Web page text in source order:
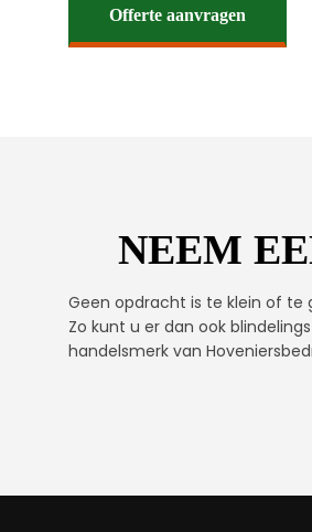
Offerte aanvragen
NEEM
Geen opdracht is te klein of te
Zo kunt u er dan ook
handelsmerk van